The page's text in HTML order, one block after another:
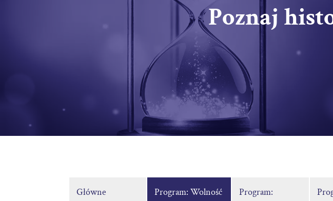
Poznaj
Główne
Program: Wolność
Program: